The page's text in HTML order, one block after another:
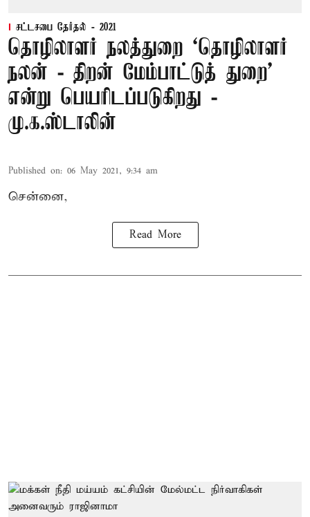
சட்டசபை தேர்தல் - 2021
தொழிலாளர் நலத்துறை ‘தொழிலாளர்
நலன் - திறன் மேம்பாட்டுத் துறை’
என்று பெயரிடப்படுகிறது -
மு.க.ஸ்டாலின்
Published on: 06 May 2021, 9:34 am
சென்னை,
Read More